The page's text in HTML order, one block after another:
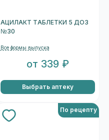
АЦИЛАКТ ТАБЛЕТКИ 5 ДОЗ
№30
Все формы выпуска
от 339 ₽
Выбрать аптеку
По рецепту